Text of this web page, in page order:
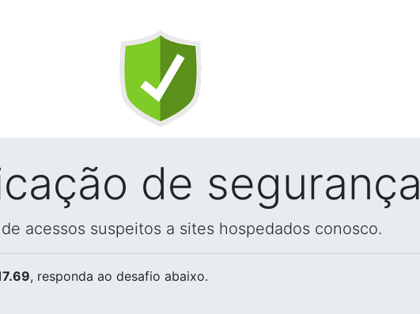
de segurança
acessos suspeitos a sites hospedados conosco.
, responda ao desafio abaixo.